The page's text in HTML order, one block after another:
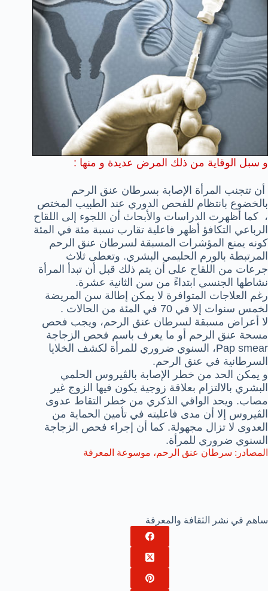
و سبل الوقاية من ذلك المرض عديدة و منها :
أن تتجنب المرأة الإصابة بسرطان عنق الرحم
بالخضوع بانتظام للفحص الدوري عند الطبيب المختص
، كما أظهرت الدراسات والأبحاث أن اللجوء إلى اللقاح
الرباعي التكافؤ أظهر فاعلية تقارب نسبة مئة في المئة
كونه يمنع المؤشرات المسبقة لسرطان عنق الرحم
المرتبطة بالورم الحليمي البشري. وتعطى ثلاث
جرعات من اللقاح على أن يتم ذلك قبل أن تبدأ المرأة
نشاطها الجنسي ابتداءً من سن الثانية عشرة.
رغم العلاجات المتوافرة لا يمكن إطالة سن المريضة
لخمس سنوات إلا في 70 في المئة من الحالات .
لا أعراض مسبقة لسرطان عنق الرحم، ويجب فحص
مسحة عنق الرحم أو ما يعرف باسم فحص الزجاجة
Pap smear، السنوي ضروري للمرأة لكشف الخلايا
السرطانية في عنق الرحم.
و يمكن الحد من خطر الإصابة بالڤيروس الحلمي
البشري بالالتزام بعلاقة زوجية يكون فيها الزوج غير
مصاب. ويحد الواقي الذكري من خطر التقاط عدوى
الڤيروس إلا أن مدى فاعليته في تأمين الحماية من
العدوى لا تزال مجهولة. كما أن إجراء فحص الزجاجة
السنوي ضروري للمرأة.
المصادر: سرطان عنق الرحم، موسوعة المعرفة
ساهم في نشر الثقافة والمعرفة